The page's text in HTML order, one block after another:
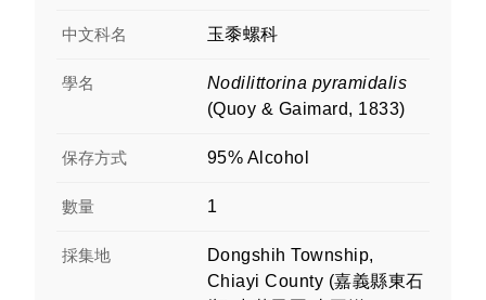
中文科名 玉黍螺科
學名
Nodilittorina pyramidalis
(Quoy & Gaimard, 1833)
保存方式 95% Alcohol
數量 1
採集地
Dongshih Township,
Chiayi County (嘉義縣東石